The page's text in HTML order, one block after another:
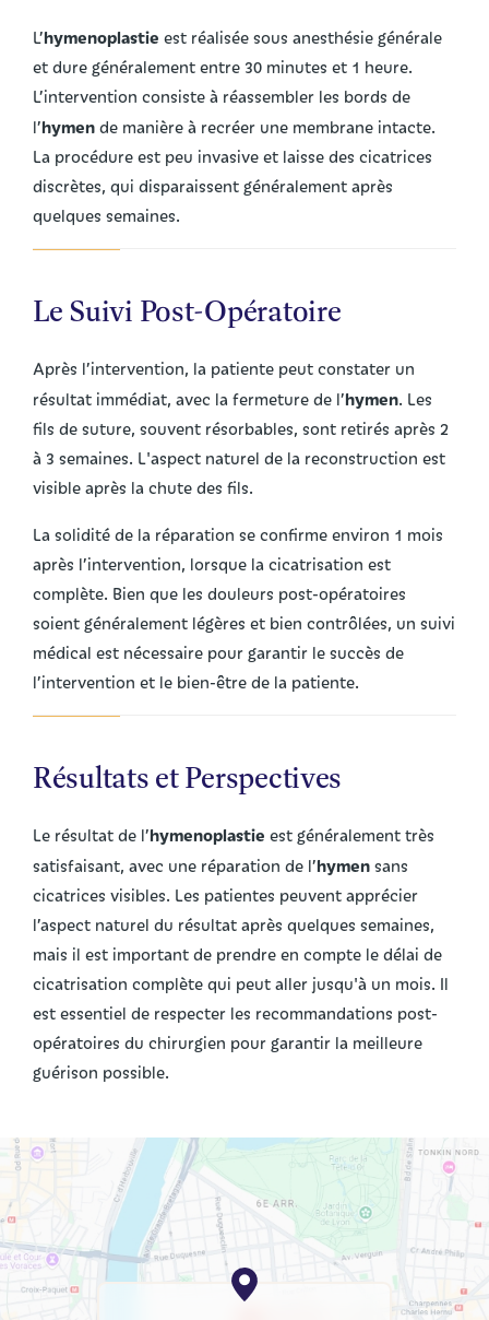
L’hymenoplastie est réalisée sous anesthésie générale
et dure généralement entre 30 minutes et 1 heure.
L’intervention consiste à réassembler les bords de
l’hymen de manière à recréer une membrane intacte.
La procédure est peu invasive et laisse des cicatrices
discrètes, qui disparaissent généralement après
quelques semaines.
Le Suivi Post-Opératoire
Après l’intervention, la patiente peut constater un
résultat immédiat, avec la fermeture de l’hymen. Les
fils de suture, souvent résorbables, sont retirés après 2
à 3 semaines. L'aspect naturel de la reconstruction est
visible après la chute des fils.
La solidité de la réparation se confirme environ 1 mois
après l’intervention, lorsque la cicatrisation est
complète. Bien que les douleurs post-opératoires
soient généralement légères et bien contrôlées, un suivi
médical est nécessaire pour garantir le succès de
l’intervention et le bien-être de la patiente.
Résultats et Perspectives
Le résultat de l’hymenoplastie est généralement très
satisfaisant, avec une réparation de l’hymen sans
cicatrices visibles. Les patientes peuvent apprécier
l’aspect naturel du résultat après quelques semaines,
mais il est important de prendre en compte le délai de
cicatrisation complète qui peut aller jusqu'à un mois. Il
est essentiel de respecter les recommandations post-
opératoires du chirurgien pour garantir la meilleure
guérison possible.